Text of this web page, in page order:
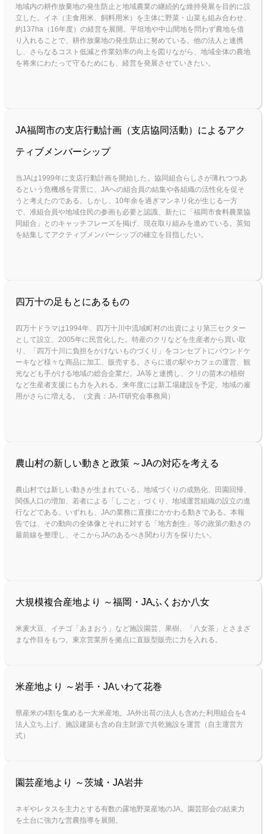
地域内の耕作放棄地の発生防止と地域農業の継続的な維持発展を目的に設
立した。イネ（主食用米、飼料用米）を主体に野菜・山菜も組み合わせ、
約137ha（16年度）の経営を展開。平坦地や中山間地を問わず農地を借
り入れることで、耕作放棄地の発生防止に努めている。他の法人と連携
し、さらなるコスト低減と作業効率の向上を図りながら、地域全体の農地
を将来にわたって守るためにも、経営を発展させていきたい。
JA福岡市の支店行動計画（支店協同活動）によるアク
ティブメンバーシップ
当JAは1999年に支店行動計画を開始した。協同組合らしさが薄れつつあ
るという危機感を背景に、JAへの組合員の結集や各組織の活性化を促そ
うと考えたのである。しかし、10年余を過ぎマンネリ化が生じる一方
で、准組合員や地域住民の参画も必要と認識、新たに「福岡市食料農業協
同組合」とのキャッチフレーズを掲げ、現在取り組みを進めている。英知
を結集してアクティブメンバーシップの確立を目指したい。
四万十の足もとにあるもの
四万十ドラマは1994年、四万十川中流域町村の出資により第三セクター
として設立、2005年に民営化した。特産のクリなどを生産者から買い取
り、「四万十川に負担をかけないものづくり」をコンセプトにパウンドケ
ーキなど様々な商品に加工、販売する。さらに道の駅やカフェの運営、観
光なども手がける地域の総合企業だ。JA等と連携し、クリの苗木の植樹
など生産者支援にも力を入れる。来年度には新工場建設を予定。地域の雇
用がさらに増える。（文責：JA-IT研究会事務局）
農山村の新しい動きと政策 ～JAの対応を考える
農山村では新しい動きが生まれている。地域づくりの成熟化、田園回帰、
関係人口の増加、若者による「しごと」づくり、地域運営組織の設立の進
行などである。いずれも、JAの業務に直接にかかわる動きである。本報
告では、その動向の全体像とそれに対する「地方創生」等の政策の動きの
最前線を整理し、そこからJAのあるべき関わり方を探りたい。
大規模複合産地より ～福岡・JAふくおか八女
米麦大豆、イチゴ「あまおう」など施設園芸、果樹、「八女茶」とさまざ
まな作目をもつ。東京営業所を拠点に直販型販売に力を入れる。
米産地より ～岩手・JAいわて花巻
県産米の4割を集める一大米産地。JA外出荷の法人も含めた利用組合を4
法人立ち上げ、施設建築も含め自主財源で共乾施設を運営（自主運営方
式）
園芸産地より ～茨城・JA岩井
ネギやレタスを主力とする有数の露地野菜産地のJA。園芸部会の結束力
を土台に強力な営農指導を展開。